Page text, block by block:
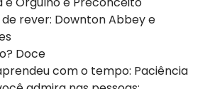
rever: Downton Abbey e
Doce
com o tempo: Paciência